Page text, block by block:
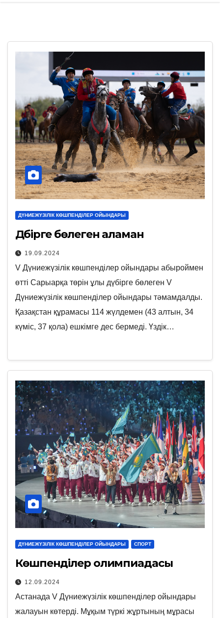
ДҮНИЕЖҮЗІЛІК КӨШПЕНДІЛЕР ОЙЫНДАРЫ
Дүбірге бөлеген аламан
19.09.2024
V Дүниежүзілік көшпенділер ойындары абыроймен
өтті Сарыарқа төрін ұлы дүбірге бөлеген V
Дүниежүзілік көшпенділер ойындары тәмамдалды.
Қазақстан құрамасы 114 жүлдемен (43 алтын, 34
күміс, 37 қола) ешкімге дес бермеді. Үздік…
ДҮНИЕЖҮЗІЛІК КӨШПЕНДІЛЕР ОЙЫНДАРЫ СПОРТ
Көшпенділер олимпиадасы
12.09.2024
Астанада V Дүниежүзілік көшпенділер ойындары
жалауын көтерді. Мұқым түркі жұртының мұрасы